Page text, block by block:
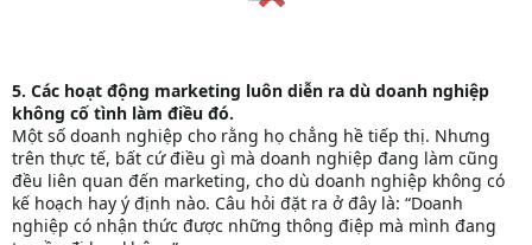
5. Các hoạt động marketing luôn diễn ra dù doanh nghiệp
không cố tình làm điều đó.
Một số doanh nghiệp cho rằng họ chẳng hề tiếp thị. Nhưng
trên thực tế, bất cứ điều gì mà doanh nghiệp đang làm cũng
đều liên quan đến marketing, cho dù doanh nghiệp không có
kế hoạch hay ý định nào. Câu hỏi đặt ra ở đây là: “Doanh
nghiệp có nhận thức được những thông điệp mà mình đang